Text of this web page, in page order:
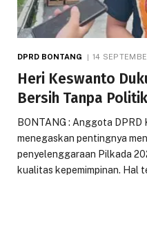
DPRD BONTANG 14
Heri Keswanto
Bersih Tanpa
BONTANG : Anggota
menegaskan pentingnya
penyelenggaraan Pilkada
kualitas kepemimpinan. Hal